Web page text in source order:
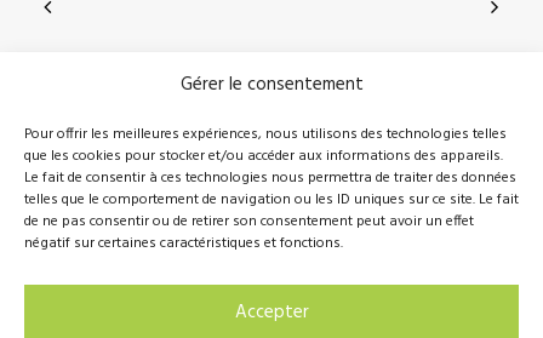
Gérer le consentement
Pour offrir les meilleures expériences, nous utilisons des technologies telles
que les cookies pour stocker et/ou accéder aux informations des appareils.
Le fait de consentir à ces technologies nous permettra de traiter des données
telles que le comportement de navigation ou les ID uniques sur ce site. Le fait
de ne pas consentir ou de retirer son consentement peut avoir un effet
négatif sur certaines caractéristiques et fonctions.
Accepter
210, rue Principale, Vallée-Jonction (Qc), G0S 3J0
418 389-8899info@novalie.ca
© 2016 Novalie Tous droits réservés –Politique de
confidentialité